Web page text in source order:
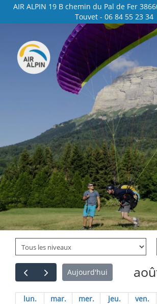
AIR ALPIN 19 B chemin du Pal de Fer
Touvet - 06 84 55 23 34
Aujourd'hui
lun. mar. mer. jeu. ven.
Panneau de gestion des cookies